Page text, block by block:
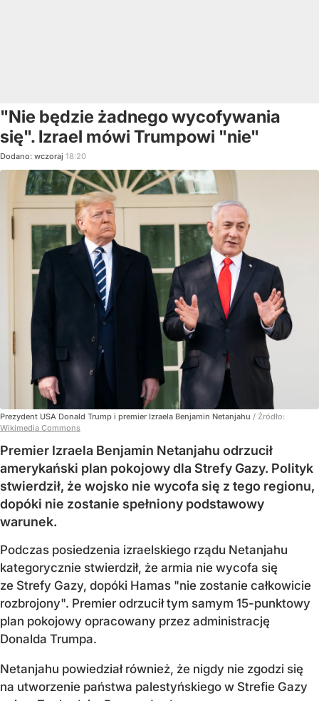
"Nie będzie żadnego wycofywania
się". Izrael mówi Trumpowi "nie"
Dodano: wczoraj 18:20
Prezydent USA Donald Trump i premier Izraela Benjamin Netanjahu / Źródło:
Wikimedia Commons
Premier Izraela Benjamin Netanjahu odrzucił
amerykański plan pokojowy dla Strefy Gazy. Polityk
stwierdził, że wojsko nie wycofa się z tego regionu,
dopóki nie zostanie spełniony podstawowy
warunek.
Podczas posiedzenia izraelskiego rządu Netanjahu
kategorycznie stwierdził, że armia nie wycofa się
ze Strefy Gazy, dopóki Hamas "nie zostanie całkowicie
rozbrojony". Premier odrzucił tym samym 15-punktowy
plan pokojowy opracowany przez administrację
Donalda Trumpa.
Netanjahu powiedział również, że nigdy nie zgodzi się
na utworzenie państwa palestyńskiego w Strefie Gazy